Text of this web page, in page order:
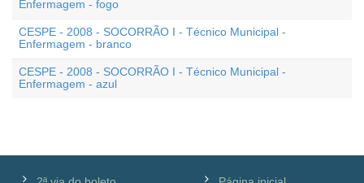
Enfermagem - fogo
CESPE - 2008 - SOCORRÃO I - Técnico Municipal -
Enfermagem - branco
CESPE - 2008 - SOCORRÃO I - Técnico Municipal -
Enfermagem - azul